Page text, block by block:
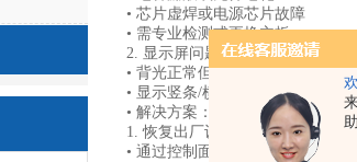
• 芯片虚焊或电源芯片故障
• 需专业检测或更换主板
2. 显示屏问题：
• 背光正常但无显示：可能为液
• 显示竖条/横条：液晶屏或排线
• 解决方案：重新插拔排线或更换
1. 恢复出厂设置：
• 通过控制面板或ProSave工具执行